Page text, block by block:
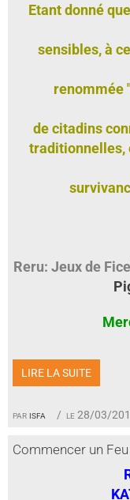
par isfa le 28/03/
Etant donné
sensibles, à
renommée
de citadins
traditionnelles,
Reru: Jeux de
LIRE LA SUITE
Commencer un Feu